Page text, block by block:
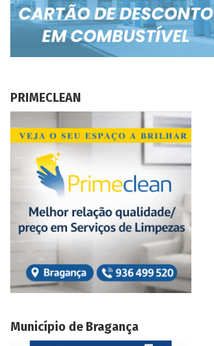
PRIMECLEAN
Município de Bragança